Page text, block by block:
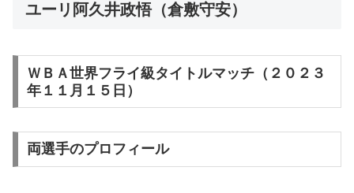
ユーリ阿久井政悟（倉敷守安）
ＷＢＡ世界フライ級タイトルマッチ（２０２３
年１１月１５日）
両選手のプロフィール